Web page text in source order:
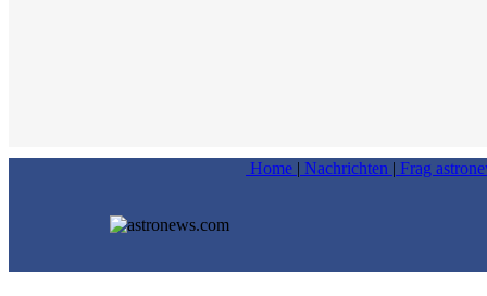
Home | Nachrichten | Frag